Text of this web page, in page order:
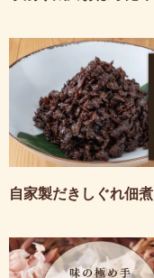
自家製だきしぐれ佃煮